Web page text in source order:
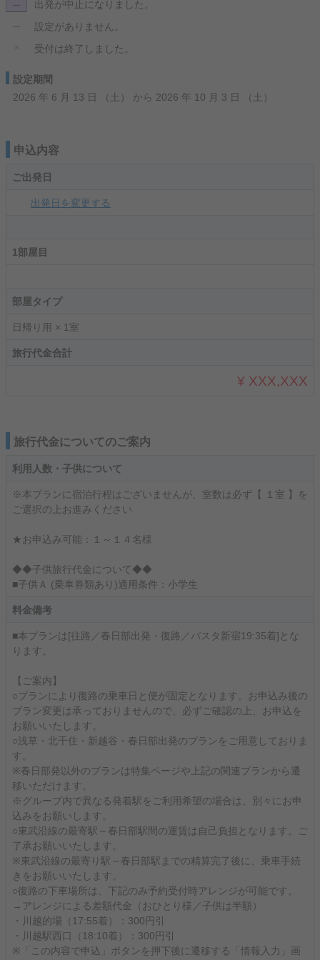
ー 出発が中止になりました。
ー 設定がありません。
× 受付は終了しました。
設定期間
2026 年 6 月 13 日 （土） から 2026 年 10 月 3 日 （土）
申込内容
ご出発日
出発日を変更する
1部屋目
部屋タイプ
日帰り用 × 1室
旅行代金合計
¥ XXX,XXX
旅行代金についてのご案内
利用人数・子供について
※本プランに宿泊行程はございませんが、室数は必ず【 １室 】を
ご選択の上お進みください
★お申込み可能：１～１４名様
◆◆子供旅行代金について◆◆
■子供Ａ (乗車券類あり)適用条件：小学生
料金備考
■本プランは[往路／春日部出発・復路／バスタ新宿19:35着]とな
ります。
【ご案内】
○プランにより復路の乗車日と便が固定となります。お申込み後の
プラン変更は承っておりませんので、必ずご確認の上、お申込を
お願いいたします。
○浅草・北千住・新越谷・春日部出発のプランをご用意しておりま
す。
※春日部発以外のプランは特集ページや上記の関連プランから遷
移いただけます。
※グループ内で異なる発着駅をご利用希望の場合は、別々にお申
込みをお願いします。
○東武沿線の最寄駅～春日部駅間の運賃は自己負担となります。ご
了承お願いいたします。
※東武沿線の最寄り駅～春日部駅までの精算完了後に、乗車手続
きをお願いいたします。
○復路の下車場所は、下記のみ予約受付時アレンジが可能です。
→アレンジによる差額代金（おひとり様／子供は半額）
・川越的場（17:55着）：300円引
・川越駅西口（18:10着）：300円引
※「この内容で申込」ボタンを押下後に遷移する「情報入力」画